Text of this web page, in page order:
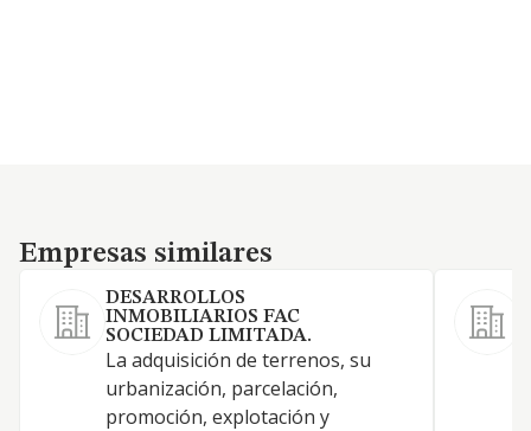
Empresas similares
Empresas similares
DESARROLLOS
INMOBILIARIOS FAC
SOCIEDAD LIMITADA.
La adquisición de terrenos, su
urbanización, parcelación,
promoción, explotación y